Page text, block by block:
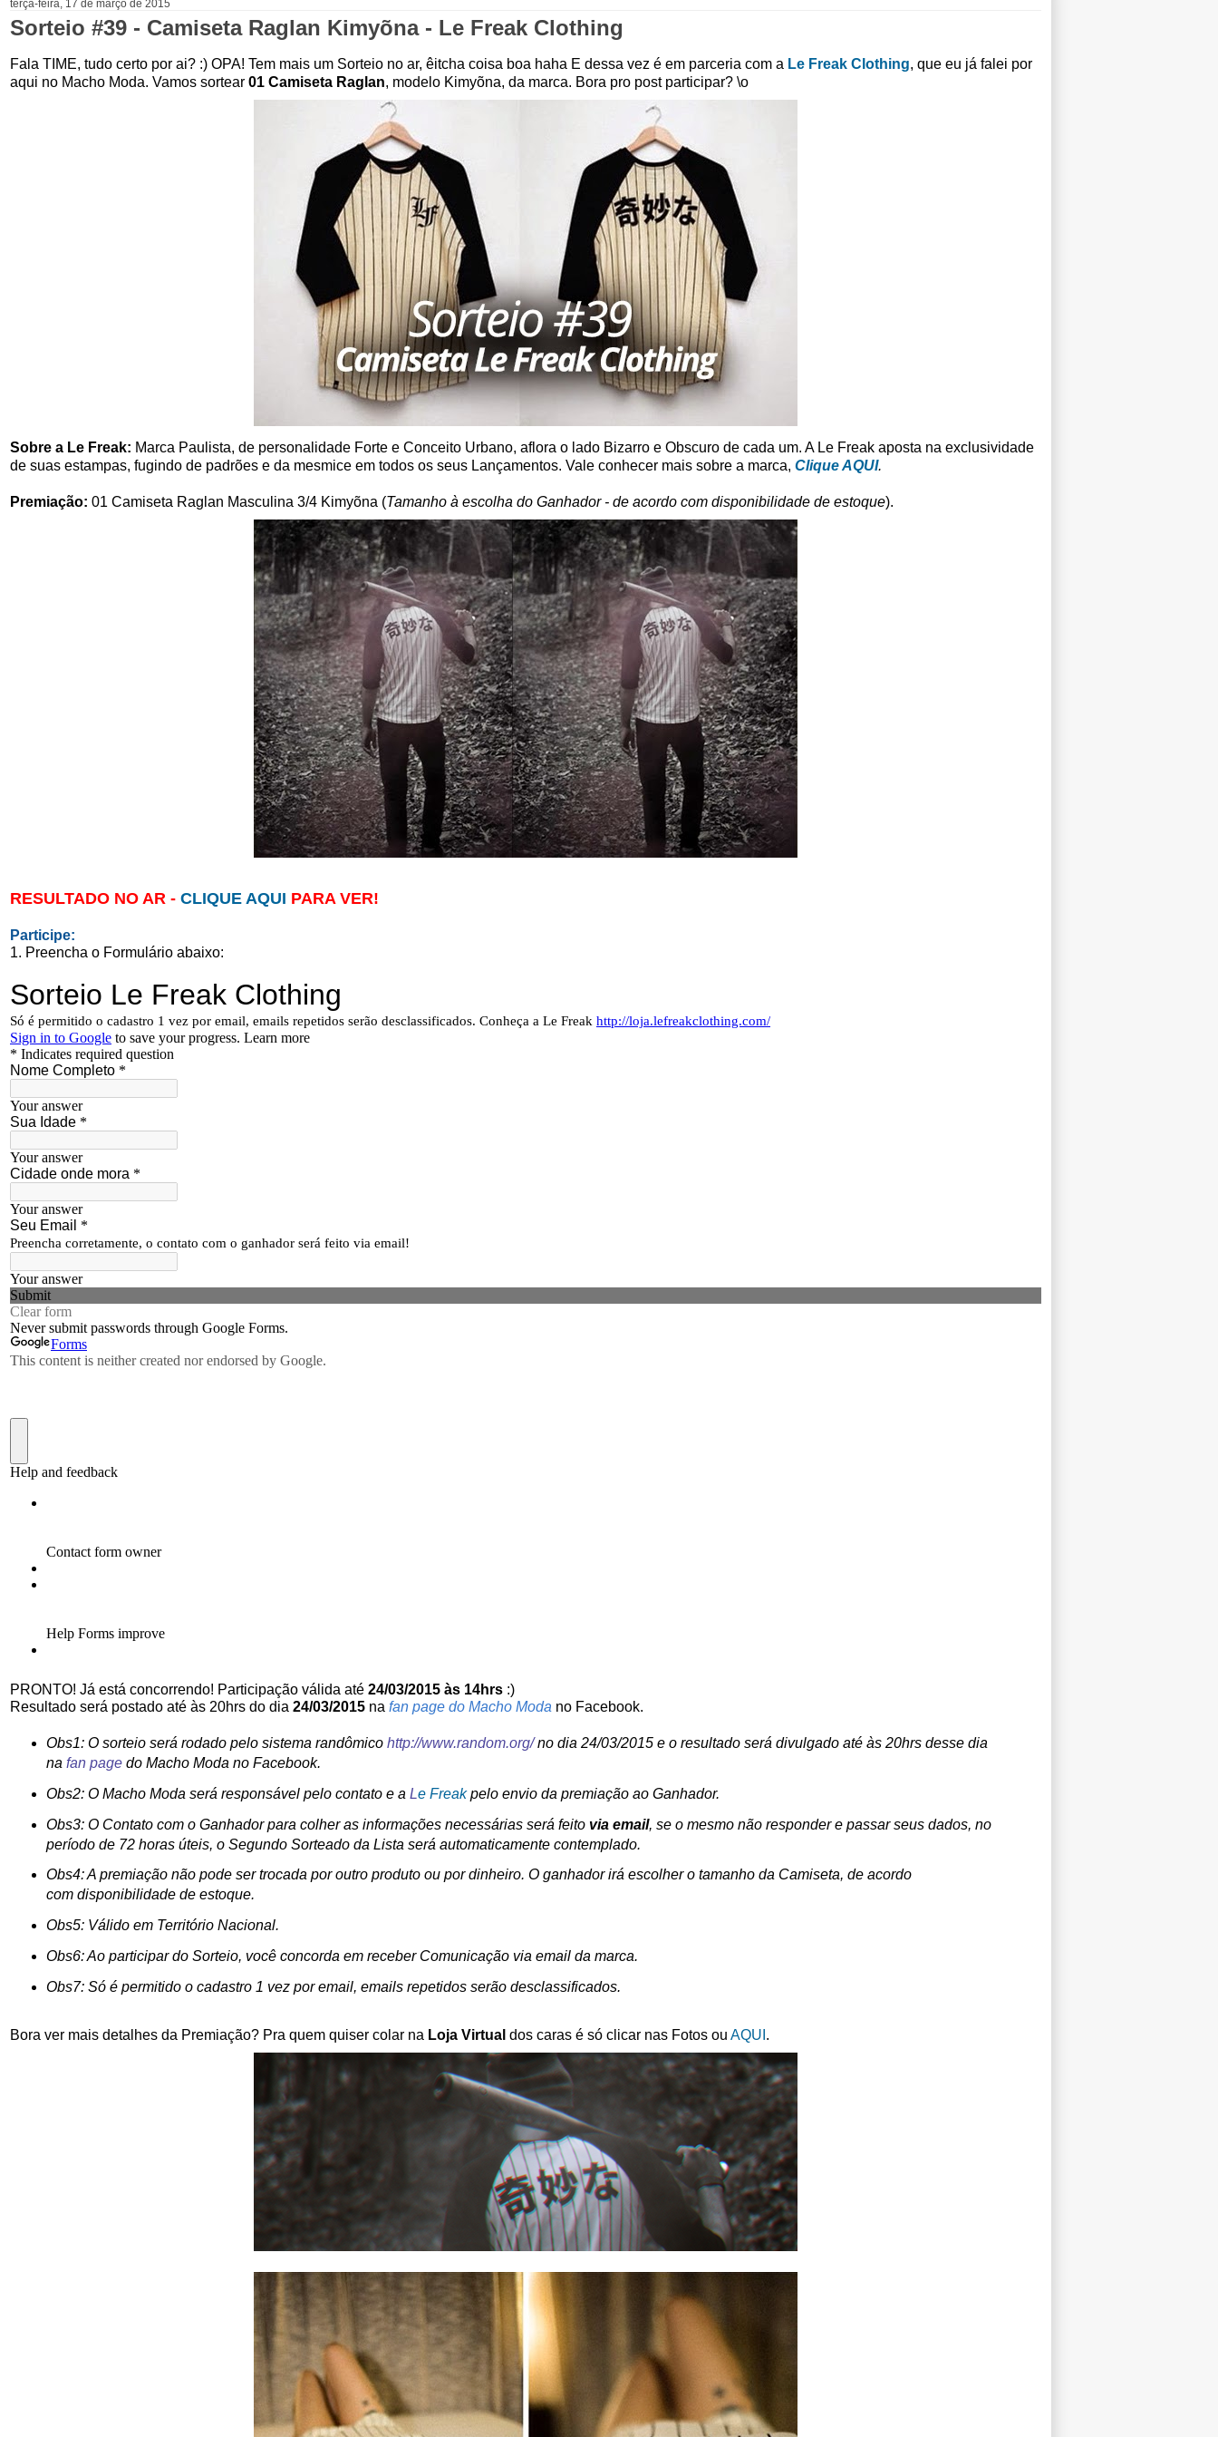
terça-feira, 17 de março de 2015
Sorteio #39 - Camiseta Raglan Kimyõna - Le Freak Clothing
Fala TIME, tudo certo por ai? :) OPA! Tem mais um Sorteio no ar, êitcha coisa boa haha E dessa vez é em parceria com a Le Freak Clothing, que eu já falei por
aqui no Macho Moda. Vamos sortear 01 Camiseta Raglan, modelo Kimyõna, da marca. Bora pro post participar? \o
Sobre a Le Freak: Marca Paulista, de personalidade Forte e Conceito Urbano, aflora o lado Bizarro e Obscuro de cada um. A Le Freak aposta na exclusividade
de suas estampas, fugindo de padrões e da mesmice em todos os seus Lançamentos. Vale conhecer mais sobre a marca, Clique AQUI.
Premiação: 01 Camiseta Raglan Masculina 3/4 Kimyõna (Tamanho à escolha do Ganhador - de acordo com disponibilidade de estoque).
RESULTADO NO AR - CLIQUE AQUI PARA VER!
Participe:
1. Preencha o Formulário abaixo:
PRONTO! Já está concorrendo! Participação válida até 24/03/2015 às 14hrs :)
Resultado será postado até às 20hrs do dia 24/03/2015 na fan page do Macho Moda no Facebook.
Obs1: O sorteio será rodado pelo sistema randômico http://www.random.org/no dia 24/03/2015 e o resultado será divulgado até às 20hrs desse dia
na fan pagedo Macho Moda no Facebook.
Obs2: O Macho Moda será responsável pelo contato e a Le Freakpelo envio da premiação ao Ganhador.
Obs3: O Contato com o Ganhador para colher as informações necessárias será feito via email, se o mesmo não responder e passar seus dados, no
período de 72 horas úteis, o Segundo Sorteado da Lista será automaticamente contemplado.
Obs4: A premiação não pode ser trocada por outro produto ou por dinheiro. O ganhador irá escolher o tamanho da Camiseta, de acordo
com disponibilidadede estoque.
Obs5: Válido em Território Nacional.
Obs6: Ao participar do Sorteio, você concorda em receber Comunicação via email da marca.
Obs7: Só é permitido o cadastro 1 vez por email, emails repetidos serão desclassificados.
Bora ver mais detalhes da Premiação? Pra quem quiser colar na Loja Virtual dos caras é só clicar nas Fotos ou AQUI .